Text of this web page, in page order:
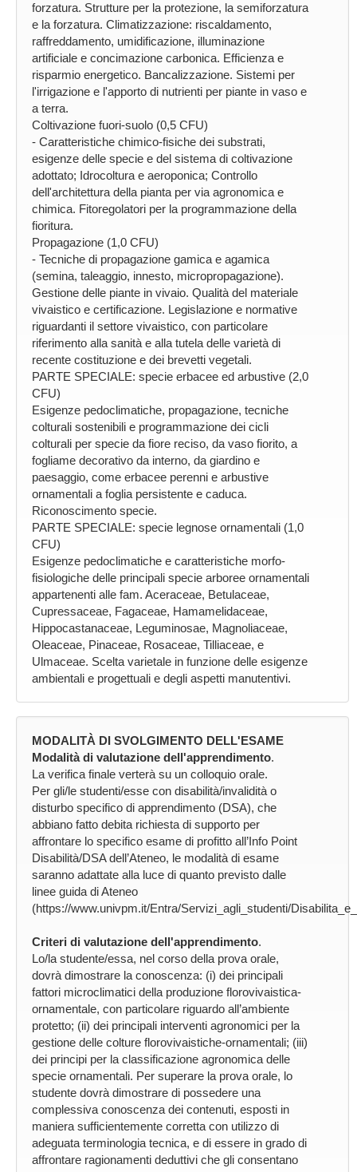
forzatura. Strutture per la protezione, la semiforzatura
e la forzatura. Climatizzazione: riscaldamento,
raffreddamento, umidificazione, illuminazione
artificiale e concimazione carbonica. Efficienza e
risparmio energetico. Bancalizzazione. Sistemi per
l'irrigazione e l'apporto di nutrienti per piante in vaso e
a terra.
Coltivazione fuori-suolo (0,5 CFU)
- Caratteristiche chimico-fisiche dei substrati,
esigenze delle specie e del sistema di coltivazione
adottato; Idrocoltura e aeroponica; Controllo
dell'architettura della pianta per via agronomica e
chimica. Fitoregolatori per la programmazione della
fioritura.
Propagazione (1,0 CFU)
- Tecniche di propagazione gamica e agamica
(semina, taleaggio, innesto, micropropagazione).
Gestione delle piante in vivaio. Qualità del materiale
vivaistico e certificazione. Legislazione e normative
riguardanti il settore vivaistico, con particolare
riferimento alla sanità e alla tutela delle varietà di
recente costituzione e dei brevetti vegetali.
PARTE SPECIALE: specie erbacee ed arbustive (2,0
CFU)
Esigenze pedoclimatiche, propagazione, tecniche
colturali sostenibili e programmazione dei cicli
colturali per specie da fiore reciso, da vaso fiorito, a
fogliame decorativo da interno, da giardino e
paesaggio, come erbacee perenni e arbustive
ornamentali a foglia persistente e caduca.
Riconoscimento specie.
PARTE SPECIALE: specie legnose ornamentali (1,0
CFU)
Esigenze pedoclimatiche e caratteristiche morfo-
fisiologiche delle principali specie arboree ornamentali
appartenenti alle fam. Aceraceae, Betulaceae,
Cupressaceae, Fagaceae, Hamamelidaceae,
Hippocastanaceae, Leguminosae, Magnoliaceae,
Oleaceae, Pinaceae, Rosaceae, Tilliaceae, e
Ulmaceae. Scelta varietale in funzione delle esigenze
ambientali e progettuali e degli aspetti manutentivi.
MODALITÀ DI SVOLGIMENTO DELL'ESAME
Modalità di valutazione dell'apprendimento.
La verifica finale verterà su un colloquio orale.
Per gli/le studenti/esse con disabilità/invalidità o
disturbo specifico di apprendimento (DSA), che
abbiano fatto debita richiesta di supporto per
affrontare lo specifico esame di profitto all’Info Point
Disabilità/DSA dell’Ateneo, le modalità di esame
saranno adattate alla luce di quanto previsto dalle
linee guida di Ateneo
(https://www.univpm.it/Entra/Servizi_agli_studenti/
Criteri di valutazione dell'apprendimento.
Lo/la studente/essa, nel corso della prova orale,
dovrà dimostrare la conoscenza: (i) dei principali
fattori microclimatici della produzione florovivaistica-
ornamentale, con particolare riguardo all’ambiente
protetto; (ii) dei principali interventi agronomici per la
gestione delle colture florovivaistiche-ornamentali; (iii)
dei principi per la classificazione agronomica delle
specie ornamentali. Per superare la prova orale, lo
studente dovrà dimostrare di possedere una
complessiva conoscenza dei contenuti, esposti in
maniera sufficientemente corretta con utilizzo di
adeguata terminologia tecnica, e di essere in grado di
affrontare ragionamenti deduttivi che gli consentano